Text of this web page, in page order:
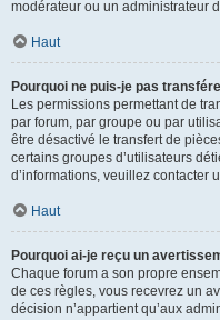
modérateur ou un administrateur
Haut
Pourquoi ne puis-je pas
Les permissions permettant de
par forum, par groupe ou par
être désactivé le transfert de
certains groupes d’utilisateurs
d’informations, veuillez contacter
Haut
Pourquoi ai-je reçu un
Chaque forum a son propre
de ces règles, vous recevrez un
décision n’appartient qu’aux